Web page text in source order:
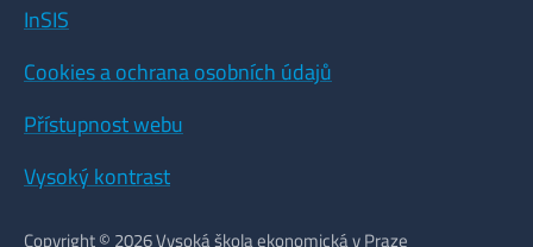
InSIS
Cookies a ochrana osobních údajů
Přístupnost webu
Vysoký kontrast
Copyright © 2026 Vysoká škola ekonomická v Praze